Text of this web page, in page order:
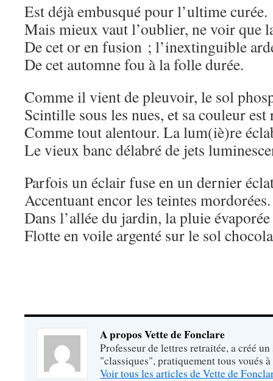
Est déjà embusqué pour l’ultime curée.
Mais mieux vaut l’oublier, ne voir que
De cet or en fusion ; l’inextinguible
De cet automne fou à la folle durée.
Comme il vient de pleuvoir, le sol
Scintille sous les nues, et sa couleur est
Comme tout alentour. La lum(iè)re
Le vieux banc délabré de jets
Parfois un éclair fuse en un dernier
Accentuant encor les teintes mordorées.
Dans l’allée du jardin, la pluie évaporée
Flotte en voile argenté sur le sol
A propos Vette de Fonclare
Professeur de lettres retraitée, a créé
"classiques", pratiquement tous voués
Voir tous les articles de Vette de